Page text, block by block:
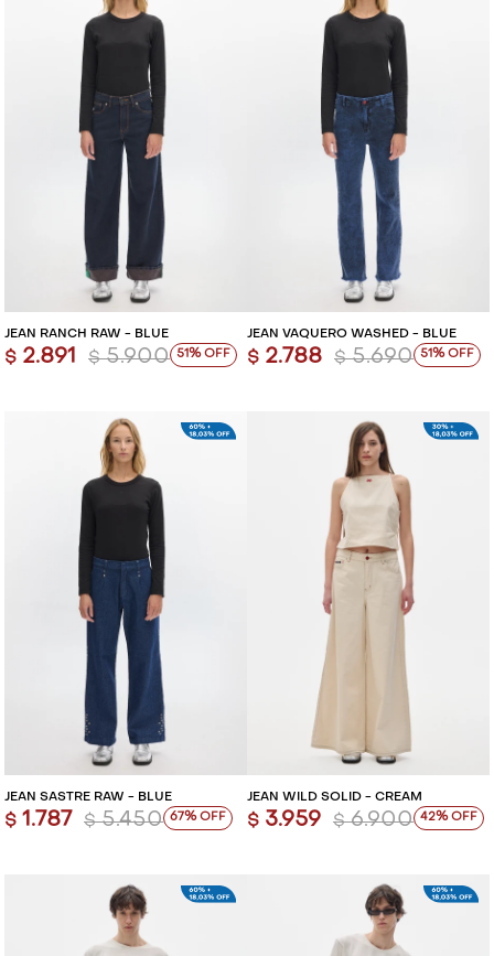
JEAN RANCH RAW - BLUE
$ 2.891 $ 5.900 51
JEAN VAQUERO WASHED - BLUE
$ 2.788 $ 5.690 51
JEAN SASTRE RAW - BLUE
$ 1.787 $ 5.450 67
JEAN WILD SOLID - CREAM
$ 3.959 $ 6.900 42